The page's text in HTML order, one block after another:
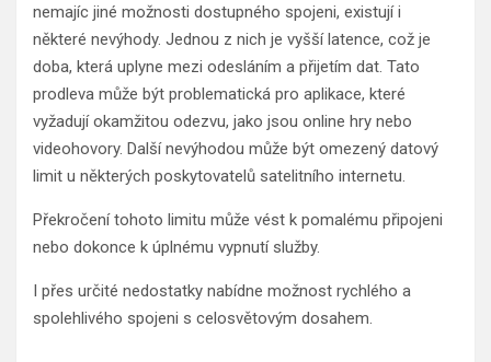
nemajíc jiné možnosti dostupného spojeni, existují i
některé nevýhody. Jednou z nich je vyšší latence, což je
doba, která uplyne mezi odesláním a přijetím dat. Tato
prodleva může být problematická pro aplikace, které
vyžadují okamžitou odezvu, jako jsou online hry nebo
videohovory. Další nevýhodou může být omezený datový
limit u některých poskytovatelů satelitního internetu.
Překročení tohoto limitu může vést k pomalému připojeni
nebo dokonce k úplnému vypnutí služby.
I přes určité nedostatky nabídne možnost rychlého a
spolehlivého spojeni s celosvětovým dosahem.